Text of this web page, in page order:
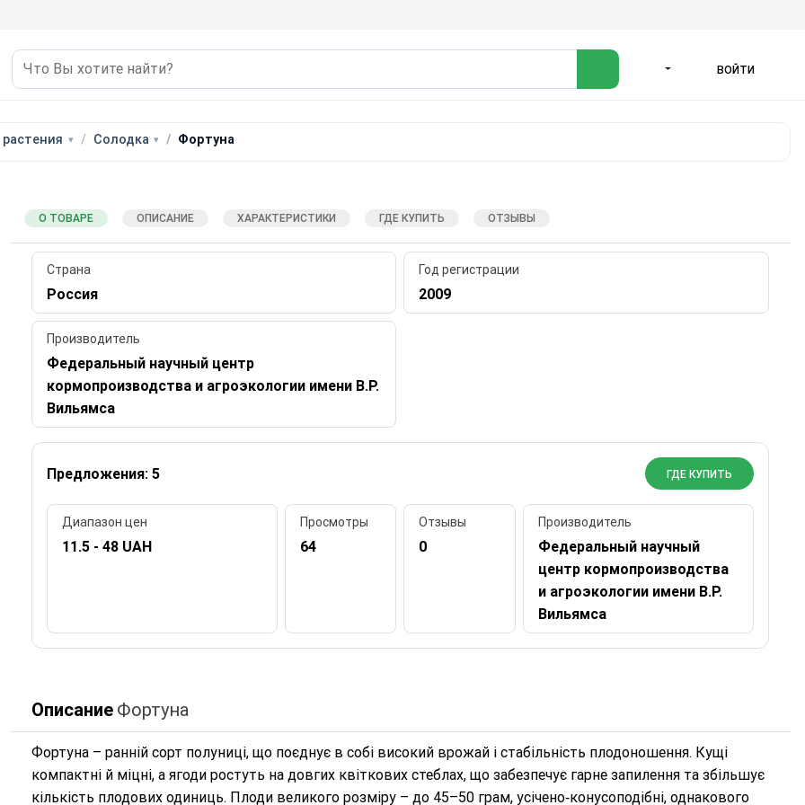
ВОЙТИ
Солодка Фортуна
О ТОВАРЕ ОПИСАНИЕ ХАРАКТЕРИСТИКИ ГДЕ КУПИТЬ ОТЗЫВЫ
Страна
Россия
Год регистрации
2009
Производитель
Федеральный научный центр
кормопроизводства и агроэкологии имени В.Р.
Вильямса
Предложения: 5 ГДЕ КУПИТЬ
Диапазон цен
11.5 - 48 UAH
Просмотры
64
Отзывы
0
Производитель
Федеральный научный
центр кормопроизводства
и агроэкологии имени В.Р.
Вильямса
Описание Фортуна
Фортуна – ранній сорт полуниці, що поєднує в собі високий врожай і стабільність плодоношення. Кущі
компактні й міцні, а ягоди ростуть на довгих квіткових стеблах, що забезпечує гарне запилення та збільшує
кількість плодових одиниць. Плоди великого розміру – до 45–50 грам, усічено‑конусоподібні, однакового